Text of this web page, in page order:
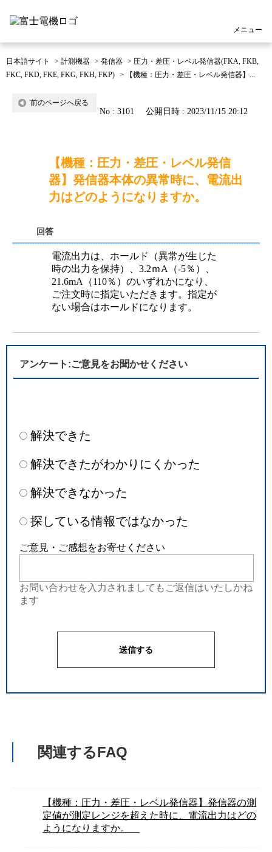
メニュー
日本語サイト > 計測機器 > 発信器 > 圧力・差圧・レベル発信器(FKA, FKB,
FKC, FKD, FKE, FKG, FKH, FKP) > 【機種：圧力・差圧・レベル発信器】...
前のページへ戻る
No : 3101 公開日時 : 2023/11/15 20:12
【機種：圧力・差圧・レベル発信
器】発信器本体の異常時に、電流出
力はどのようになりますか。
回答
電流出力は、ホールド（異常が生じた
時の出力を保持）、3.2ｍA（-5％）、
21.6mA（110％）のいずれかになり、
ご注文時に指定いただきます。指定が
ない場合はホールドになります。
アンケート:ご意見をお聞かせください
解決できた
解決できたがわかりにくかった
解決できなかった
探している情報ではなかった
ご意見・ご感想をお寄せください
お問い合わせを入力されましてもご返信はいたしかね
ます
関連するFAQ
【機種：圧力・差圧・レベル発信器】発信器の測
定値が測定レンジを超えた時に、電流出力はどの
ようになりますか。